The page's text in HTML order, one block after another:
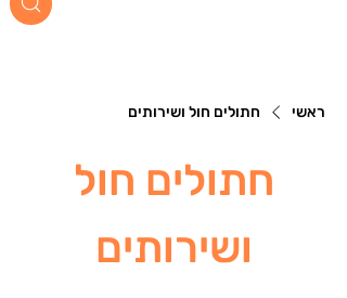
ראשי חתולים חול ושירותים
חתולים חול
ושירותים